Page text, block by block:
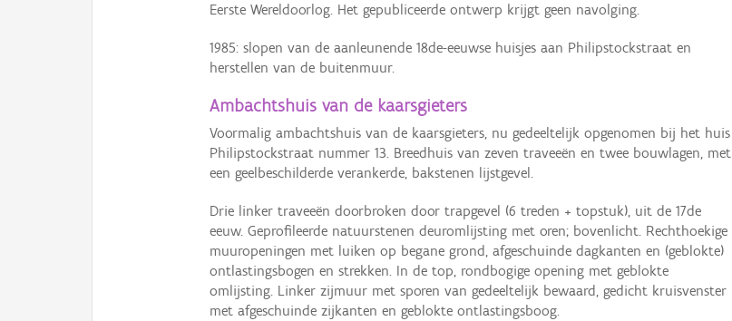
Eerste Wereldoorlog. Het gepubliceerde ontwerp krijgt geen navolging.
1985: slopen van de aanleunende 18de-eeuwse huisjes aan Philipstockstraat en
herstellen van de buitenmuur.
Ambachtshuis van de kaarsgieters
Voormalig ambachtshuis van de kaarsgieters, nu gedeeltelijk opgenomen bij het huis
Philipstockstraat nummer 13. Breedhuis van zeven traveeën en twee bouwlagen, met
een geelbeschilderde verankerde, bakstenen lijstgevel.
Drie linker traveeën doorbroken door trapgevel (6 treden + topstuk), uit de 17de
eeuw. Geprofileerde natuurstenen deuromlijsting met oren; bovenlicht. Rechthoekige
muuropeningen met luiken op begane grond, afgeschuinde dagkanten en (geblokte)
ontlastingsbogen en strekken. In de top, rondbogige opening met geblokte
omlijsting. Linker zijmuur met sporen van gedeeltelijk bewaard, gedicht kruisvenster
met afgeschuinde zijkanten en geblokte ontlastingsboog.